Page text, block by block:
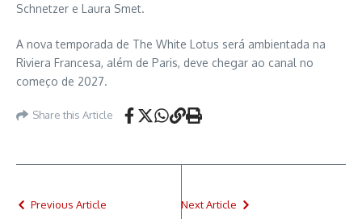
Schnetzer e Laura Smet.
A nova temporada de The White Lotus será ambientada na
Riviera Francesa, além de Paris, deve chegar ao canal no
começo de 2027.
Share this Article
Previous Article Next Article